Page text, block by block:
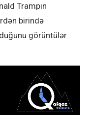
Trampın
birində
görüntülər